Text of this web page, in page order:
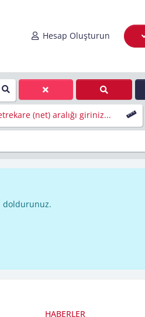
Hesap Oluşturun
(net) aralığı giriniz...
doldurunuz.
HABERLER